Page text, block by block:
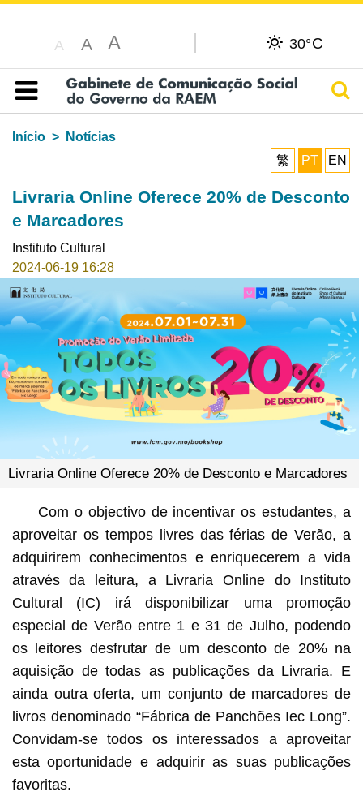
A A A 30°C
Índice
Início
Notícias
繁
PT EN
Livraria Online Oferece 20% de Desconto
e Marcadores
Instituto Cultural
2024-06-19 16:28
Livraria Online Oferece 20% de Desconto e Marcadores
Com o objectivo de incentivar os estudantes, a
aproveitar os tempos livres das férias de Verão, a
adquirirem conhecimentos e enriquecerem a vida
através da leitura, a Livraria Online do Instituto
Cultural (IC) irá disponibilizar uma promoção
especial de Verão entre 1 e 31 de Julho, podendo
os leitores desfrutar de um desconto de 20% na
aquisição de todas as publicações da Livraria. E
ainda outra oferta, um conjunto de marcadores de
livros denominado “Fábrica de Panchões Iec Long”.
Convidam-se todos os interessados a aproveitar
esta oportunidade e adquirir as suas publicações
favoritas.